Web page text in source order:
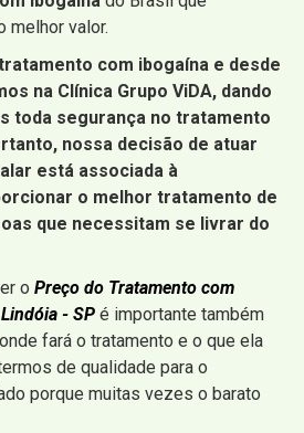
melhor valor.
com ibogaína e desde
na Clínica Grupo ViDA, dando
toda segurança no tratamento
nossa decisão de atuar
está associada à
o melhor tratamento de
que necessitam se livrar do
o Preço do Tratamento com
- SP é importante também
fará o tratamento e o que ela
de qualidade para o
porque muitas vezes o barato